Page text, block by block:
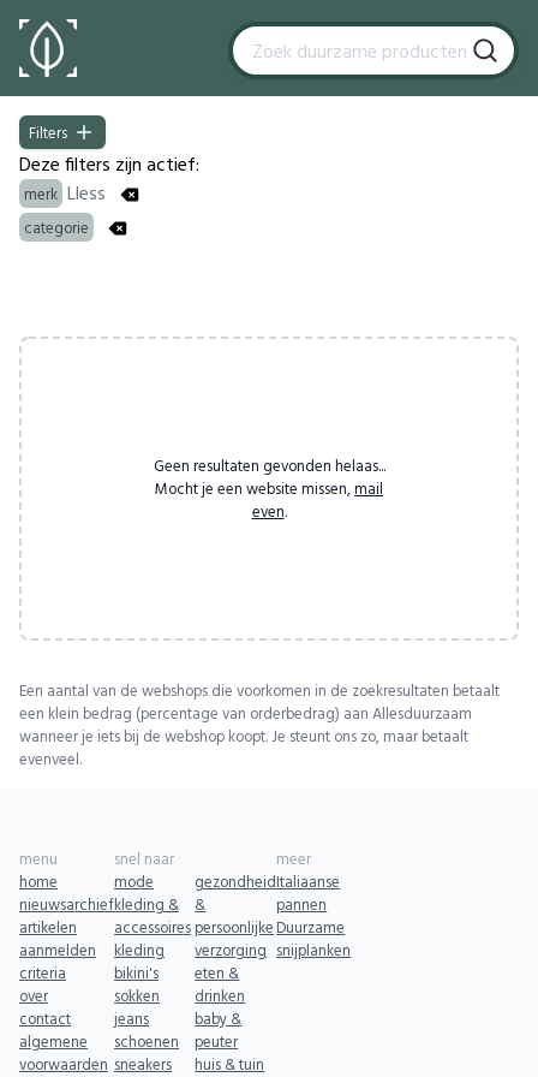
Filters
Filters
Deze filters zijn actief:
merk Lless
categorie
Geen resultaten gevonden helaas...
Mocht je een website missen, mail
even.
Een aantal van de webshops die voorkomen in de zoekresultaten betaalt
een klein bedrag (percentage van orderbedrag) aan Allesduurzaam
wanneer je iets bij de webshop koopt. Je steunt ons zo, maar betaalt
evenveel.
menu
home
nieuwsarchief
artikelen
aanmelden
criteria
over
contact
algemene
voorwaarden
snel naar
mode
kleding &
accessoires
kleding
bikini's
sokken
jeans
schoenen
sneakers
gezondheid
&
persoonlijke
verzorging
eten &
drinken
baby &
peuter
huis & tuin
meer
Italiaanse
pannen
Duurzame
snijplanken